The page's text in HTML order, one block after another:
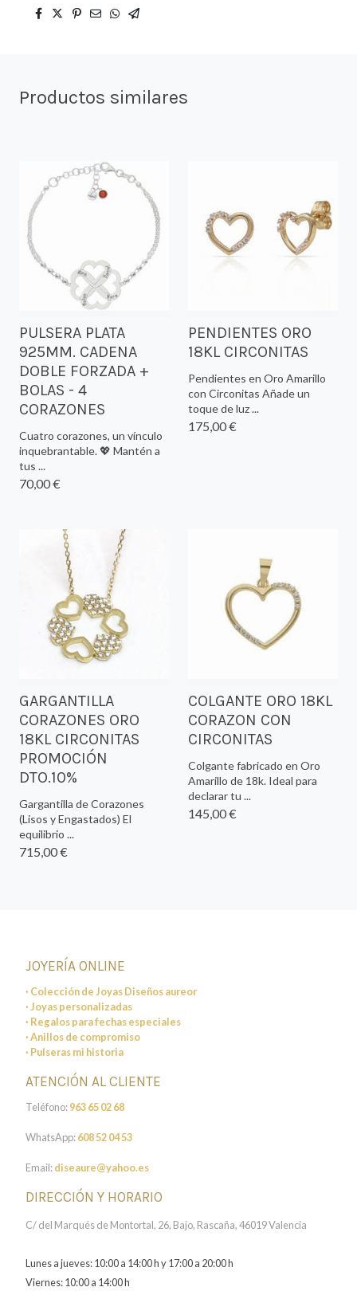
Productos similares
PULSERA PLATA
925MM. CADENA
DOBLE FORZADA +
BOLAS - 4
CORAZONES
Cuatro corazones, un vínculo
inquebrantable. 💖 Mantén a
tus ...
70,00 €
PENDIENTES ORO
18KL CIRCONITAS
Pendientes en Oro Amarillo
con Circonitas Añade un
toque de luz ...
175,00 €
GARGANTILLA
CORAZONES ORO
18KL CIRCONITAS
PROMOCIÓN
DTO.10%
Gargantilla de Corazones
(Lisos y Engastados) El
equilibrio ...
715,00 €
COLGANTE ORO 18KL
CORAZON CON
CIRCONITAS
Colgante fabricado en Oro
Amarillo de 18k. Ideal para
declarar tu ...
145,00 €
JOYERÍA ONLINE
· Colección de Joyas Diseños aureor
· Joyas personalizadas
· Regalos para fechas especiales
· Anillos de compromiso
· Pulseras mi historia
ATENCIÓN AL CLIENTE
Teléfono:963 65 02 68
WhatsApp:608 52 04 53
Email:diseaure@yahoo.es
DIRECCIÓN Y HORARIO
C/ del Marqués de Montortal, 26, Bajo, Rascaña, 46019 Valencia
Lunes a jueves: 10:00 a 14:00 h y 17:00 a 20:00 h
Viernes: 10:00 a 14:00 h